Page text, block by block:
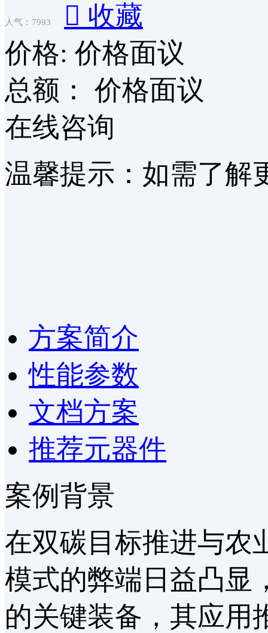
人气：7993  收藏
价格: 价格面议
总额：
价格面议
在线咨询
温馨提示：如需了解
方案简介
性能参数
文档方案
推荐元器件
案例背景
在双碳目标推进与农
模式的弊端日益凸显
的关键装备，其应用